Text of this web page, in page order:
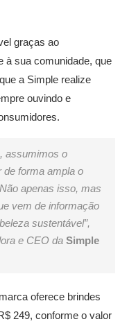
graças ao
à sua comunidade, que
a Simple realize
ouvindo e
assumimos o
forma ampla o
apenas isso, mas
vem de informação
sustentável”,
e CEO da Simple
oferece brindes
249, conforme o valor